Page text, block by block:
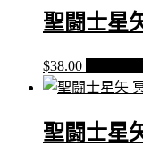
聖闘士星
$38.00
聖闘士星